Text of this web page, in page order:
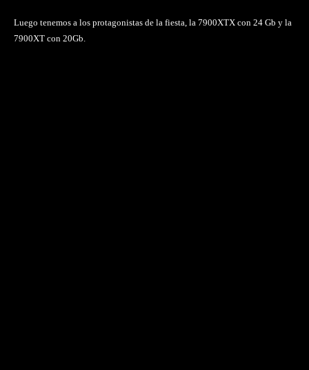
Luego tenemos a los protagonistas de la fiesta, la 7900XTX con 24 Gb y la
7900XT con 20Gb.